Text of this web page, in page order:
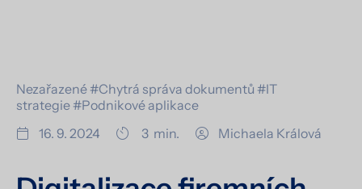
Nezařazené #Chytrá správa dokumentů #IT
strategie #Podnikové aplikace
16. 9. 2024
3 min. Michaela Králová